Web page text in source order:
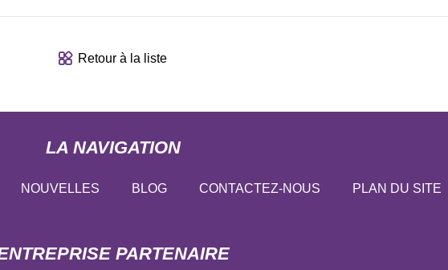
Retour à la liste
LA NAVIGATION
NOUVELLES BLOG CONTACTEZ-NOUS PLAN DU SITE
PARTENAIRE